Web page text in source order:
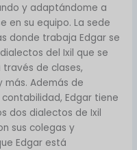
y adaptándome a
en su equipo. La sede
donde trabaja Edgar se
del Ixil que se
través de clases,
más. Además de
Edgar tiene
dos dialectos de Ixil
sus colegas y
Edgar está